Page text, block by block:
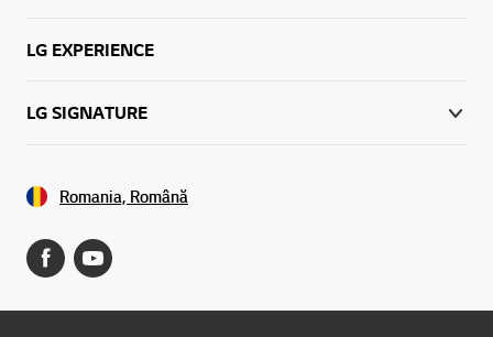
LG EXPERIENCE
LG SIGNATURE
Romania, Română